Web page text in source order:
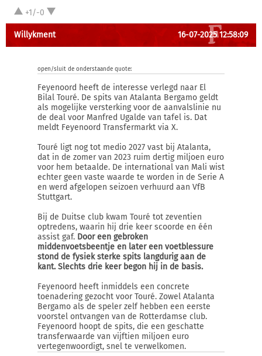
+1/-0
Willykment 16-07-2025 12:58:09
open/sluit de onderstaande quote:
Feyenoord heeft de interesse verlegd naar El
Bilal Touré. De spits van Atalanta Bergamo geldt
als mogelijke versterking voor de aanvalslinie nu
de deal voor Manfred Ugalde van tafel is. Dat
meldt Feyenoord Transfermarkt via X.
Touré ligt nog tot medio 2027 vast bij Atalanta,
dat in de zomer van 2023 ruim dertig miljoen euro
voor hem betaalde. De international van Mali wist
echter geen vaste waarde te worden in de Serie A
en werd afgelopen seizoen verhuurd aan VfB
Stuttgart.
Bij de Duitse club kwam Touré tot zeventien
optredens, waarin hij drie keer scoorde en één
assist gaf. Door een gebroken
middenvoetsbeentje en later een voetblessure
stond de fysiek sterke spits langdurig aan de
kant. Slechts drie keer begon hij in de basis.
Feyenoord heeft inmiddels een concrete
toenadering gezocht voor Touré. Zowel Atalanta
Bergamo als de speler zelf hebben een eerste
voorstel ontvangen van de Rotterdamse club.
Feyenoord hoopt de spits, die een geschatte
transferwaarde van vijftien miljoen euro
vertegenwoordigt, snel te verwelkomen.